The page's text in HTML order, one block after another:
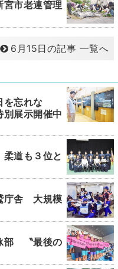
市老連管理
6月15日の記事 一覧へ
忘れな
展示開催中
道も３位と
庁舎 大規模
部 〝最後の